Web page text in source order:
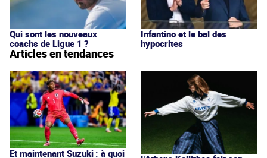
Qui sont les nouveaux
coachs de Ligue 1 ?
Infantino et le bal des
hypocrites
Articles en tendances
Et maintenant Suzuki : à quoi